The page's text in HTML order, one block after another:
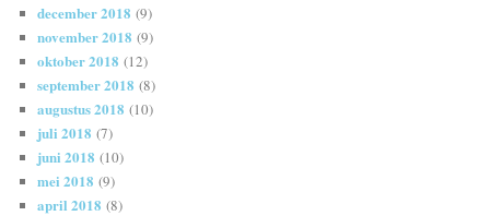
december 2018 (9)
november 2018 (9)
oktober 2018 (12)
september 2018 (8)
augustus 2018 (10)
juli 2018 (7)
juni 2018 (10)
mei 2018 (9)
april 2018 (8)